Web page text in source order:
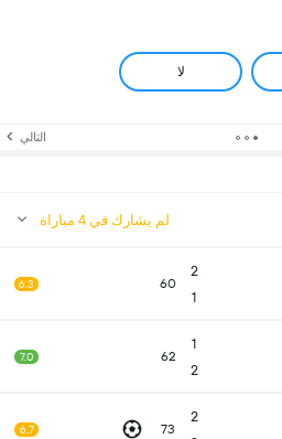
لا
التالي
لم يشارك في 4 مباراة
2
1
60
6.3
1
2
62
7.0
2
73
6.7